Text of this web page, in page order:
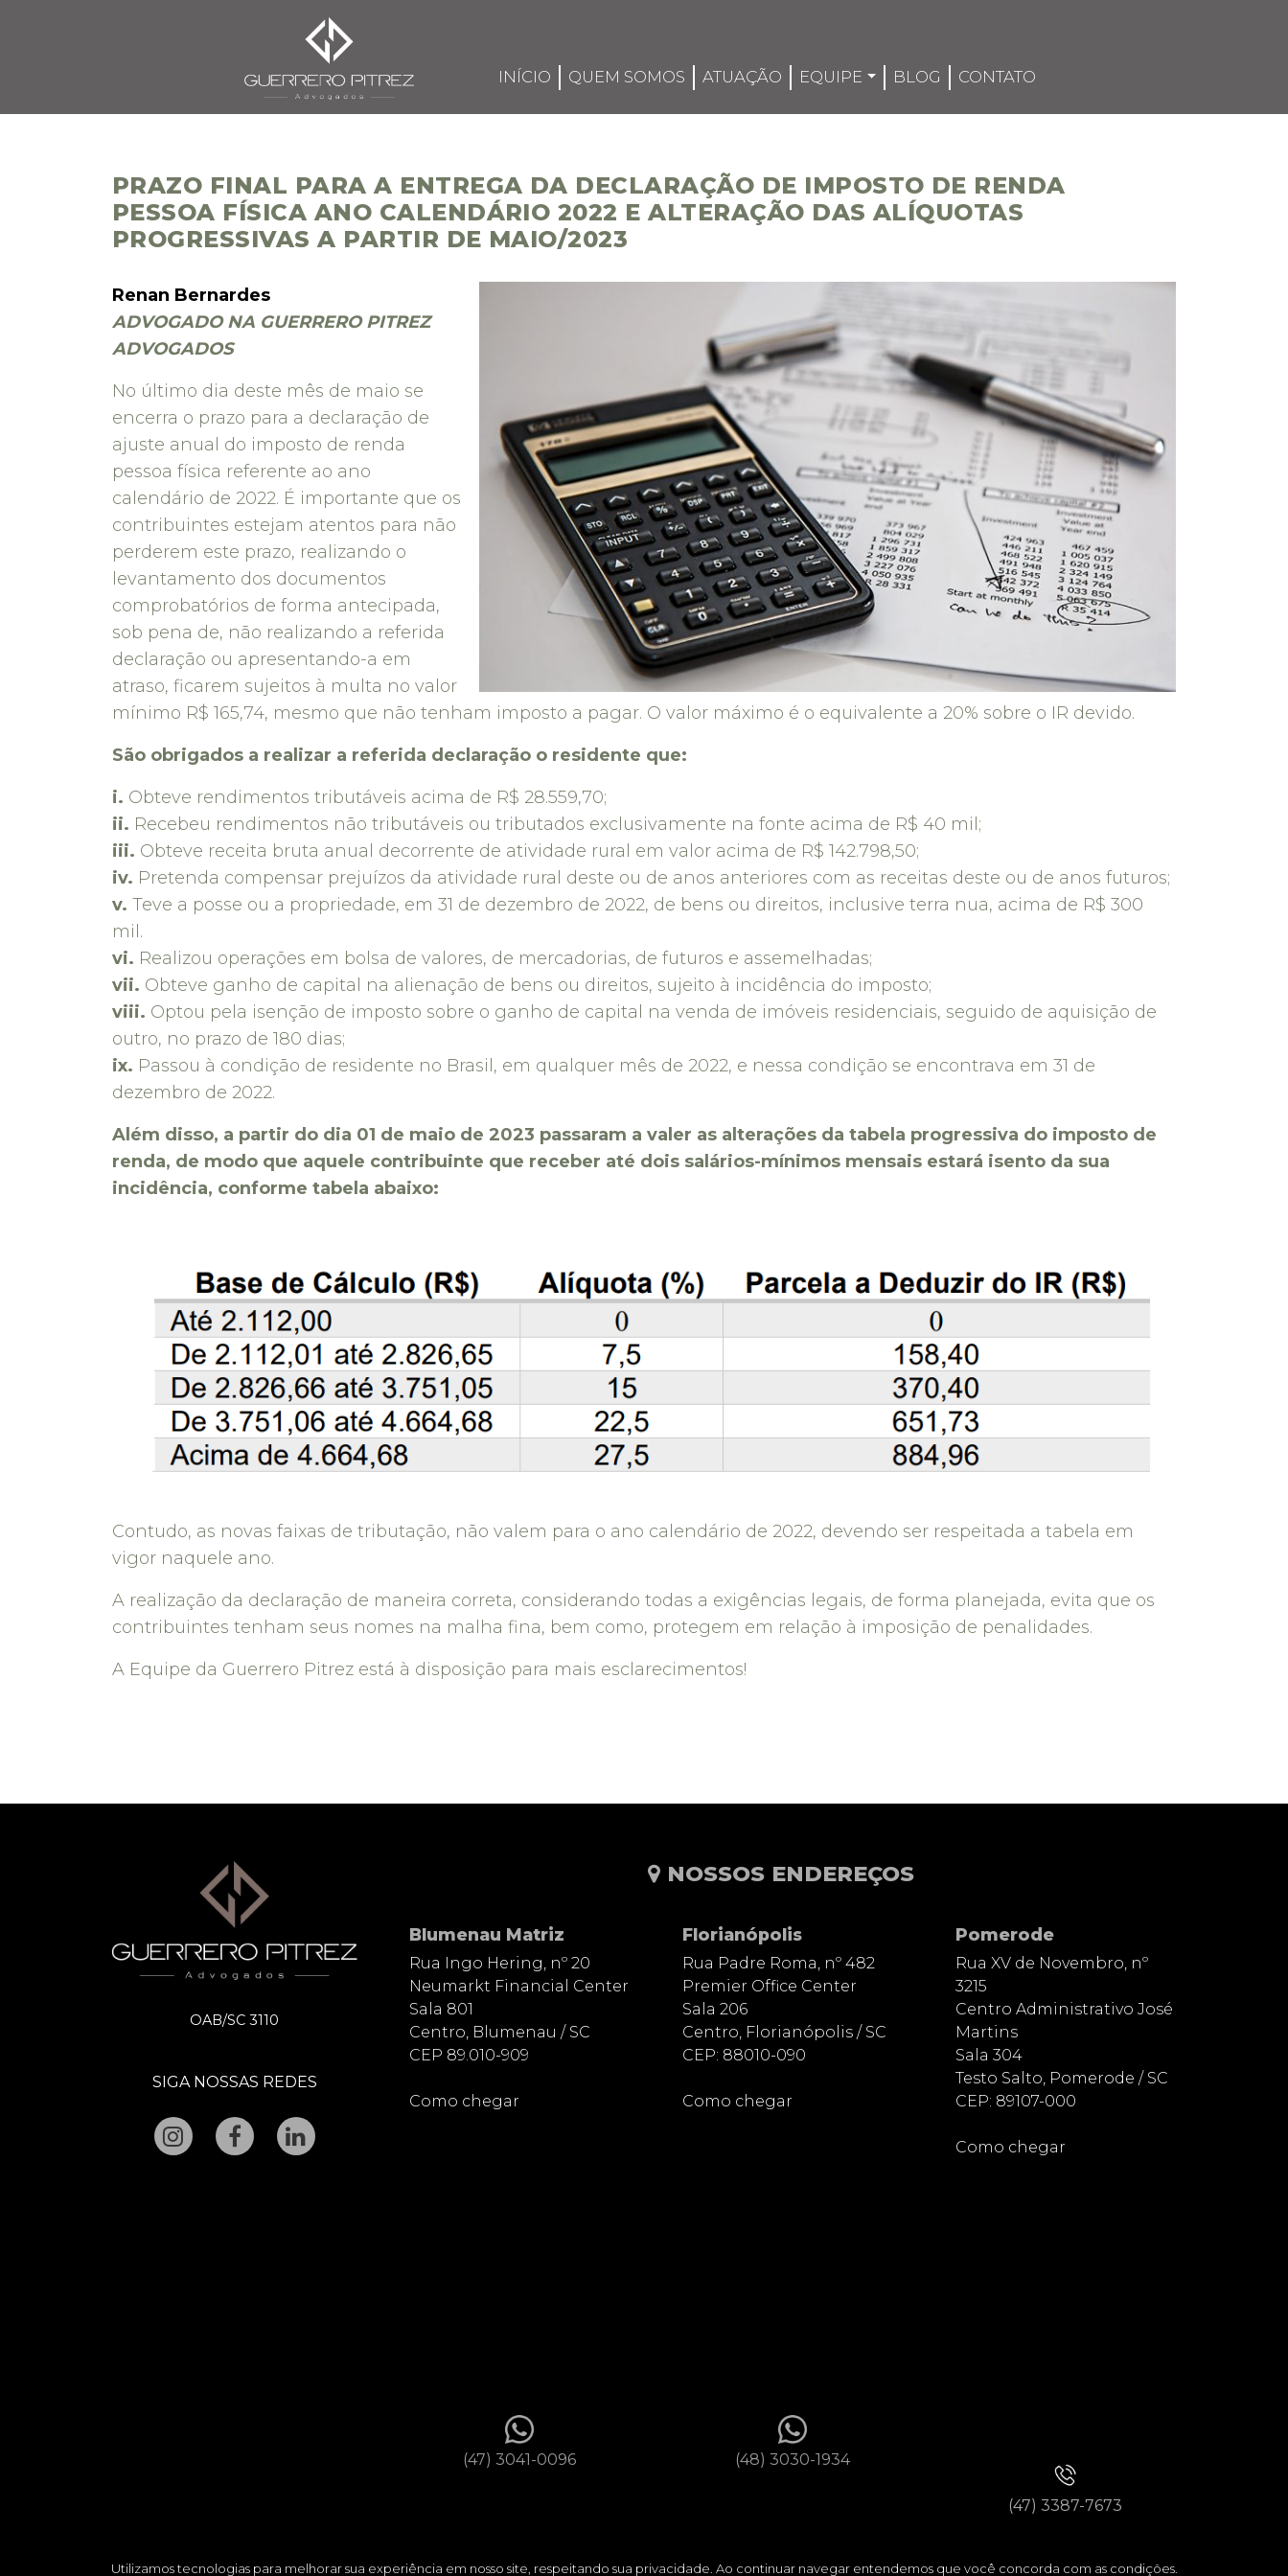
INÍCIO QUEM SOMOS ATUAÇÃO EQUIPE BLOG CONTATO
PRAZO FINAL PARA A ENTREGA DA DECLARAÇÃO DE IMPOSTO DE RENDA
PESSOA FÍSICA ANO CALENDÁRIO 2022 E ALTERAÇÃO DAS ALÍQUOTAS
PROGRESSIVAS A PARTIR DE MAIO/2023
Renan Bernardes
ADVOGADO NA GUERRERO PITREZ
ADVOGADOS
No último dia deste mês de maio se
encerra o prazo para a declaração de
ajuste anual do imposto de renda
pessoa física referente ao ano
calendário de 2022. É importante que os
contribuintes estejam atentos para não
perderem este prazo, realizando o
levantamento dos documentos
comprobatórios de forma antecipada,
sob pena de, não realizando a referida
declaração ou apresentando-a em
atraso, ficarem sujeitos à multa no valor
mínimo R$ 165,74, mesmo que não tenham imposto a pagar. O valor máximo é o equivalente a 20% sobre o IR devido.
São obrigados a realizar a referida declaração o residente que:
i. Obteve rendimentos tributáveis acima de R$ 28.559,70;
ii. Recebeu rendimentos não tributáveis ou tributados exclusivamente na fonte acima de R$ 40 mil;
iii. Obteve receita bruta anual decorrente de atividade rural em valor acima de R$ 142.798,50;
iv. Pretenda compensar prejuízos da atividade rural deste ou de anos anteriores com as receitas deste ou de anos futuros;
v. Teve a posse ou a propriedade, em 31 de dezembro de 2022, de bens ou direitos, inclusive terra nua, acima de R$ 300
mil.
vi. Realizou operações em bolsa de valores, de mercadorias, de futuros e assemelhadas;
vii. Obteve ganho de capital na alienação de bens ou direitos, sujeito à incidência do imposto;
viii. Optou pela isenção de imposto sobre o ganho de capital na venda de imóveis residenciais, seguido de aquisição de
outro, no prazo de 180 dias;
ix. Passou à condição de residente no Brasil, em qualquer mês de 2022, e nessa condição se encontrava em 31 de
dezembro de 2022.
Além disso, a partir do dia 01 de maio de 2023 passaram a valer as alterações da tabela progressiva do imposto de
renda, de modo que aquele contribuinte que receber até dois salários-mínimos mensais estará isento da sua
incidência, conforme tabela abaixo:
Contudo, as novas faixas de tributação, não valem para o ano calendário de 2022, devendo ser respeitada a tabela em
vigor naquele ano.
A realização da declaração de maneira correta, considerando todas a exigências legais, de forma planejada, evita que os
contribuintes tenham seus nomes na malha fina, bem como, protegem em relação à imposição de penalidades.
A Equipe da Guerrero Pitrez está à disposição para mais esclarecimentos!
OAB/SC 3110
SIGA NOSSAS REDES
NOSSOS ENDEREÇOS
Blumenau Matriz
Rua Ingo Hering, nº 20
Neumarkt Financial Center
Sala 801
Centro, Blumenau / SC
CEP 89.010-909
Como chegar
(47) 3041-0096
Florianópolis
Rua Padre Roma, nº 482
Premier Office Center
Sala 206
Centro, Florianópolis / SC
CEP: 88010-090
Como chegar
(48) 3030-1934
Pomerode
Rua XV de Novembro, nº
3215
Centro Administrativo José
Martins
Sala 304
Testo Salto, Pomerode / SC
CEP: 89107-000
Como chegar
(47) 3387-7673
Utilizamos tecnologias para melhorar sua experiência em nosso site, respeitando sua privacidade. Ao continuar navegar entendemos que você concorda com as condições.